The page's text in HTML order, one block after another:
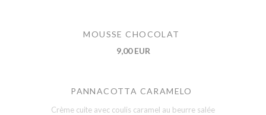
MOUSSE CHOCOLAT
9,00 EUR
PANNACOTTA CARAMELO
Crème cuite avec coulis caramel au beurre salée